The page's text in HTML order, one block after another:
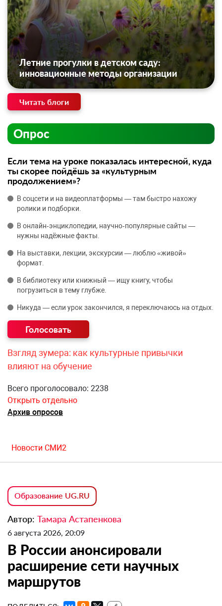
Летние прогулки в детском саду:
инновационные методы организации
Читать блоги
Опрос
Если тема на уроке показалась интересной, куда
ты скорее пойдёшь за «культурным
продолжением»?
В соцсети и на видеоплатформы — там быстро нахожу
ролики и подборки.
В онлайн‑энциклопедии, научно‑популярные сайты —
нужны надёжные факты.
На выставки, лекции, экскурсии — люблю «живой»
формат.
В библиотеку или книжный — ищу книгу, чтобы
погрузиться в тему глубже.
Никуда — если урок закончился, я переключаюсь на отдых.
Взгляд зумера: как культурные привычки
влияют на обучение
Всего проголосовало: 2238
Открыть отдельно
Архив опросов
Новости СМИ2
Образование UG.RU
Автор: Тамара Астапенкова
6 августа 2026, 20:09
В России анонсировали
расширение сети научных
маршрутов